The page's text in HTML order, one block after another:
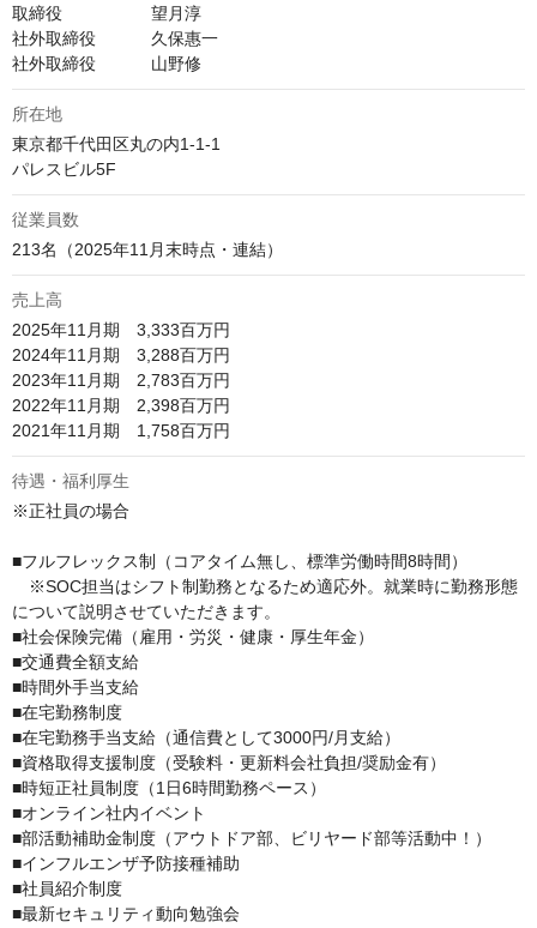
取締役　　　　　 望月淳
社外取締役　　 　久保惠一
社外取締役　　　 山野修
所在地
東京都千代田区丸の内1-1-1
パレスビル5F
従業員数
213名（2025年11月末時点・連結）
売上高
2025年11月期　3,333百万円
2024年11月期　3,288百万円
2023年11月期　2,783百万円
2022年11月期　2,398百万円
2021年11月期　1,758百万円
待遇・福利厚生
※正社員の場合
■フルフレックス制（コアタイム無し、標準労働時間8時間）
※SOC担当はシフト制勤務となるため適応外。就業時に勤務形態
について説明させていただきます。
■社会保険完備（雇用・労災・健康・厚生年金）
■交通費全額支給
■時間外手当支給
■在宅勤務制度
■在宅勤務手当支給（通信費として3000円/月支給）
■資格取得支援制度（受験料・更新料会社負担/奨励金有）
■時短正社員制度（1日6時間勤務ペース）
■オンライン社内イベント
■部活動補助金制度（アウトドア部、ビリヤード部等活動中！）
■インフルエンザ予防接種補助
■社員紹介制度
■最新セキュリティ動向勉強会